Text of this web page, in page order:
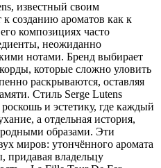
известный своим
к созданию ароматов как к
композициях часто
неожиданно
нотами. Бренд выбирает
которые сложно уловить
раскрываются, оставляя
Стиль Serge Lutens
и эстетику, где каждый
а отдельная история,
образами. Эти
миров: утончённого аромата
придавая владельцу